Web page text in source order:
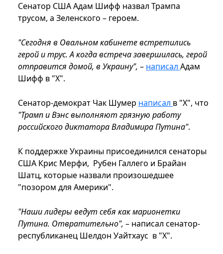
Сенатор США Адам Шифф назвал Трампа
трусом, а Зеленского – героем.
"Сегодня в Овальном кабинете встретились
герой и трус. А когда встреча завершилась, герой
отправится домой, в Украину", – написал Адам
Шифф в "Х".
Сенатор-демократ Чак Шумер написал в "Х", что
"Трамп и Вэнс выполняют грязную работу
российского диктатора Владимира Путина".
К поддержке Украины присоединился сенаторы
США Крис Мерфи, Рубен Галлего и Брайан
Шатц, которые назвали произошедшее
"позором для Америки".
"Наши лидеры ведут себя как марионетки
Путина. Отвратительно", – написал сенатор-
республиканец Шелдон Уайтхаус в "Х".